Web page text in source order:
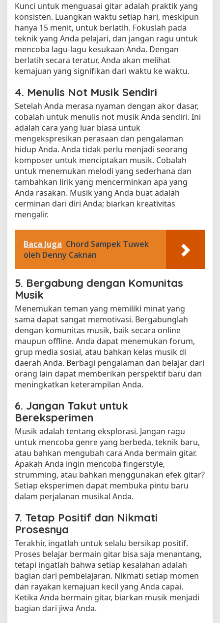
Kunci untuk menguasai gitar adalah praktik yang
konsisten. Luangkan waktu setiap hari, meskipun
hanya 15 menit, untuk berlatih. Fokuslah pada
teknik yang Anda pelajari, dan jangan ragu untuk
mencoba lagu-lagu kesukaan Anda. Dengan
berlatih secara teratur, Anda akan melihat
kemajuan yang signifikan dari waktu ke waktu.
4. Menulis Not Musik Sendiri
Setelah Anda merasa nyaman dengan akor dasar,
cobalah untuk menulis not musik Anda sendiri. Ini
adalah cara yang luar biasa untuk
mengekspresikan perasaan dan pengalaman
hidup Anda. Anda tidak perlu menjadi seorang
komposer untuk menciptakan musik. Cobalah
untuk menemukan melodi yang sederhana dan
tambahkan lirik yang mencerminkan apa yang
Anda rasakan. Musik yang Anda buat adalah
cerminan dari diri Anda; biarkan kreativitas
mengalir.
Baca Juga Chord Sampek Tuwek
oleh Denny Caknan
5. Bergabung dengan Komunitas
Musik
Menemukan teman yang memiliki minat yang
sama dapat sangat memotivasi. Bergabunglah
dengan komunitas musik, baik secara online
maupun offline. Anda dapat menemukan forum,
grup media sosial, atau bahkan kelas musik di
daerah Anda. Berbagi pengalaman dan belajar dari
orang lain dapat memberikan perspektif baru dan
meningkatkan keterampilan Anda.
6. Jangan Takut untuk
Bereksperimen
Musik adalah tentang eksplorasi. Jangan ragu
untuk mencoba genre yang berbeda, teknik baru,
atau bahkan mengubah cara Anda bermain gitar.
Apakah Anda ingin mencoba fingerstyle,
strumming, atau bahkan menggunakan efek gitar?
Setiap eksperimen dapat membuka pintu baru
dalam perjalanan musikal Anda.
7. Tetap Positif dan Nikmati
Prosesnya
Terakhir, ingatlah untuk selalu bersikap positif.
Proses belajar bermain gitar bisa saja menantang,
tetapi ingatlah bahwa setiap kesalahan adalah
bagian dari pembelajaran. Nikmati setiap momen
dan rayakan kemajuan kecil yang Anda capai.
Ketika Anda bermain gitar, biarkan musik menjadi
bagian dari jiwa Anda.